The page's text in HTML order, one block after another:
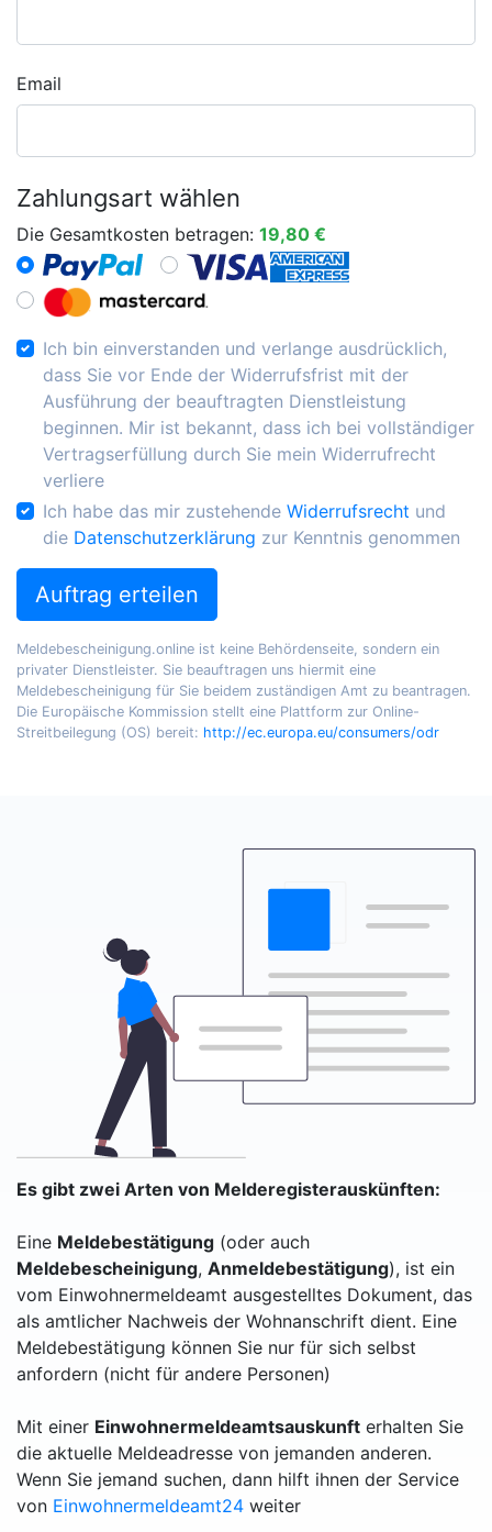
Email
Zahlungsart wählen
Die Gesamtkosten betragen: 19,80 €
Ich bin einverstanden und verlange ausdrücklich,
dass Sie vor Ende der Widerrufsfrist mit der
Ausführung der beauftragten Dienstleistung
beginnen. Mir ist bekannt, dass ich bei vollständiger
Vertragserfüllung durch Sie mein Widerrufrecht
verliere
Ich habe das mir zustehende Widerrufsrecht und
die Datenschutzerklärung zur Kenntnis genommen
Auftrag erteilen
Meldebescheinigung.online ist keine Behördenseite, sondern ein
privater Dienstleister. Sie beauftragen uns hiermit eine
Meldebescheinigung für Sie beidem zuständigen Amt zu beantragen.
Die Europäische Kommission stellt eine Plattform zur Online-
Streitbeilegung (OS) bereit: http://ec.europa.eu/consumers/odr
Es gibt zwei Arten von Melderegisterauskünften:
Eine Meldebestätigung (oder auch
Meldebescheinigung, Anmeldebestätigung), ist ein
vom Einwohnermeldeamt ausgestelltes Dokument, das
als amtlicher Nachweis der Wohnanschrift dient. Eine
Meldebestätigung können Sie nur für sich selbst
anfordern (nicht für andere Personen)
Mit einer Einwohnermeldeamtsauskunft erhalten Sie
die aktuelle Meldeadresse von jemanden anderen.
Wenn Sie jemand suchen, dann hilft ihnen der Service
von Einwohnermeldeamt24 weiter